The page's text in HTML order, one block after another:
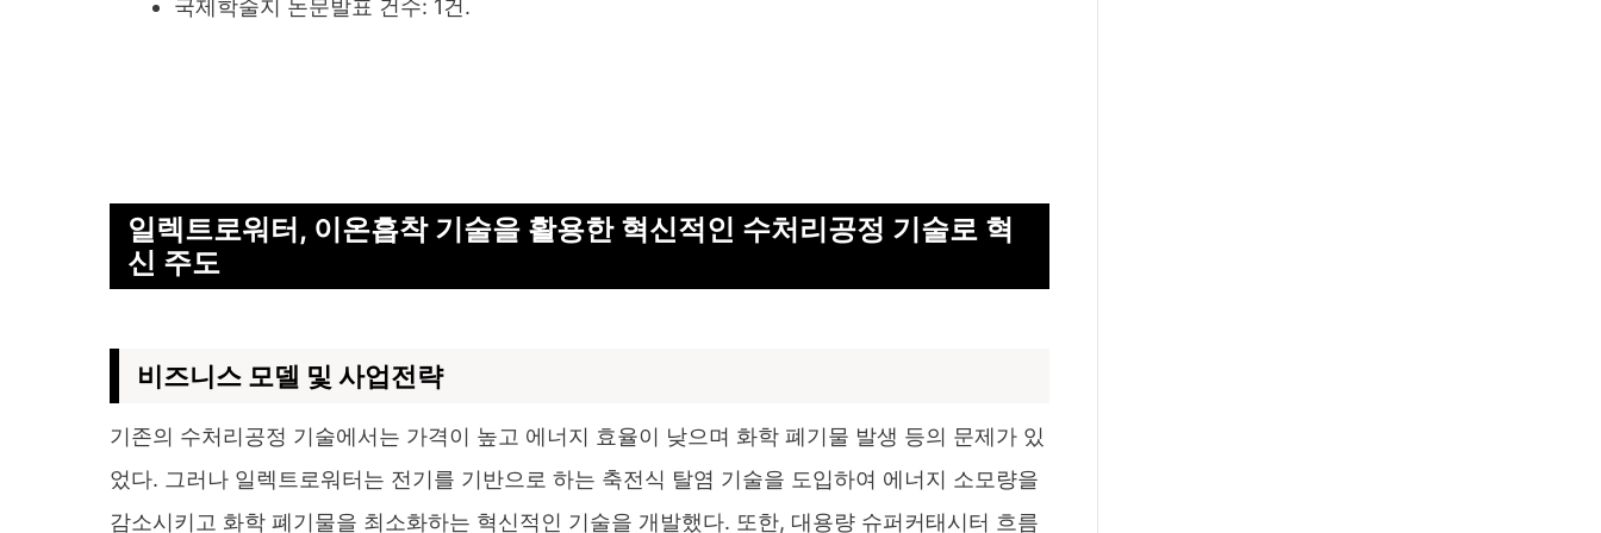
국제학술지 논문발표 건수: 1건.
일렉트로워터, 이온흡착 기술을 활용한 혁신적인 수처리공정 기술로 혁
신 주도
비즈니스 모델 및 사업전략
기존의 수처리공정 기술에서는 가격이 높고 에너지 효율이 낮으며 화학 폐기물 발생 등의 문제가 있
었다. 그러나 일렉트로워터는 전기를 기반으로 하는 축전식 탈염 기술을 도입하여 에너지 소모량을
감소시키고 화학 폐기물을 최소화하는 혁신적인 기술을 개발했다. 또한, 대용량 슈퍼커태시터 흐름